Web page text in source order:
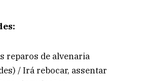
reparos de alvenaria
/ Irá rebocar, assentar